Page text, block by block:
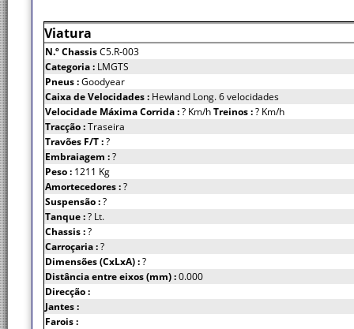
Viatura
N.º ChassisC5.R-003
Categoria : LMGTS
Pneus :Goodyear
Caixa de Velocidades : Hewland Long. 6 velocidades
Velocidade Máxima Corrida :? Km/hTreinos :? Km/h
Tracção :Traseira
Travões F/T :?
Embraiagem :?
Peso : 1211 Kg
Amortecedores :?
Suspensão :?
Tanque :? Lt.
Chassis :?
Carroçaria :?
Dimensões (CxLxA) :?
Distância entre eixos (mm) :0.000
Direcção :
Jantes :
Farois :